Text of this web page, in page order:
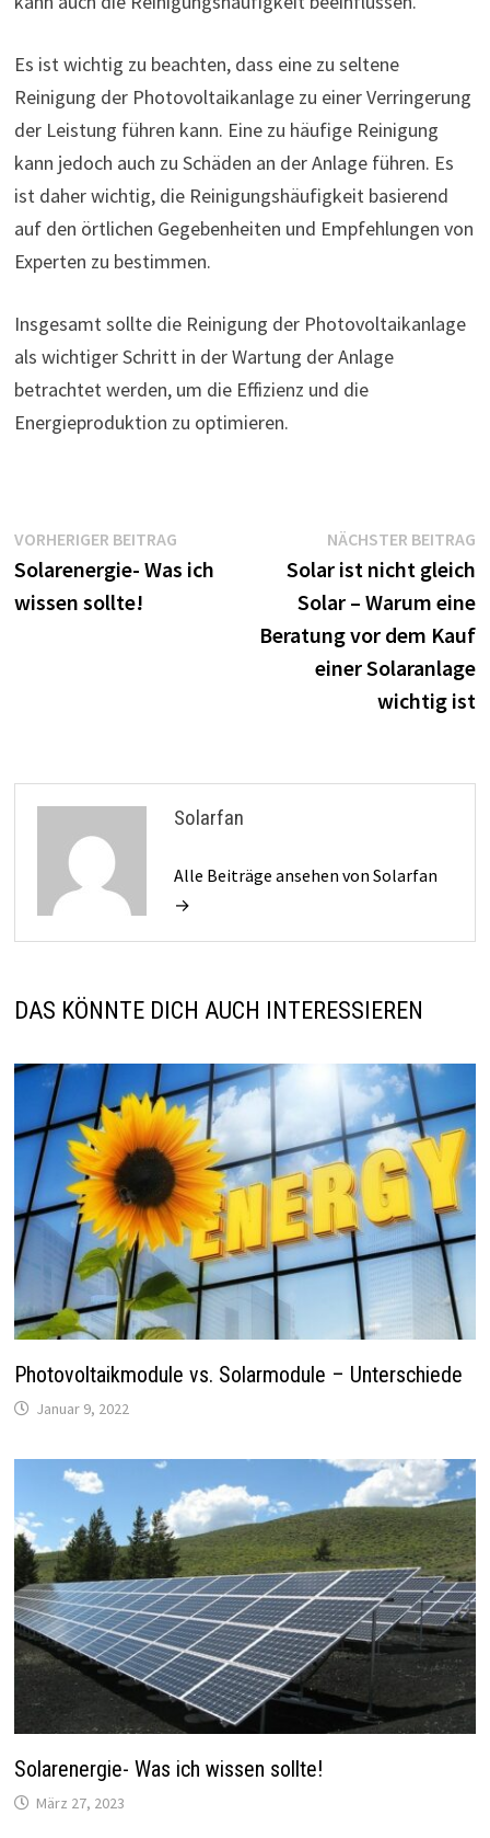
Es ist wichtig zu beachten, dass eine zu seltene
Reinigung der Photovoltaikanlage zu einer Verringerung
der Leistung führen kann. Eine zu häufige Reinigung
kann jedoch auch zu Schäden an der Anlage führen. Es
ist daher wichtig, die Reinigungshäufigkeit basierend
auf den örtlichen Gegebenheiten und Empfehlungen von
Experten zu bestimmen.
Insgesamt sollte die Reinigung der Photovoltaikanlage
als wichtiger Schritt in der Wartung der Anlage
betrachtet werden, um die Effizienz und die
Energieproduktion zu optimieren.
Beitragsnavigation
VORHERIGER BEITRAGVorheriger
Beitrag:
Solarenergie- Was ich
wissen sollte!
NÄCHSTER BEITRAG
Solar ist nicht gleich
Solar – Warum eine
Beratung vor dem Kauf
einer Solaranlage
wichtig ist
Solarfan
Alle Beiträge ansehen von Solarfan
→
DAS KÖNNTE DICH AUCH INTERESSIEREN
Photovoltaikmodule vs. Solarmodule – Unterschiede
Januar 9, 2022
Solarenergie- Was ich wissen sollte!
März 27, 2023